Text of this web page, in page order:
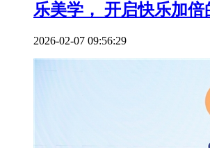
乐美学， 开启快乐加倍
2026-02-07 09:56:29